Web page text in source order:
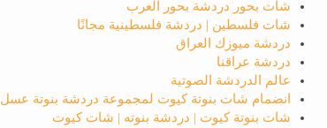
شات بحور دردشة بحور العرب
شات فلسطين | دردشة فلسطينية مجانًا
دردشة ميوزك العراق
دردشة عراقنا
عالم الدردشة الصوتية
انضمام شات بنوتة كيوت لمجموعة دردشة بنوتة عسل
شات بنوتة كيوت | دردشة بنوته | شات كيوت